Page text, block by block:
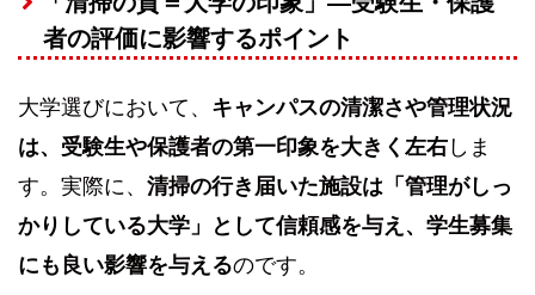
者の評価に影響するポイント
大学選びにおいて、 キャンパスの清潔さや管理状況
は、受験生や保護者の第一印象を大きく左右 しま
す。実際に、 清掃の行き届いた施設は「管理がしっ
かりしている大学」として信頼感を与え、学生募集
にも良い影響を与えるのです。